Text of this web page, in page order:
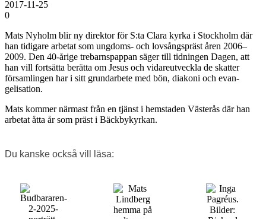
2017-11-25
0
Mats Nyholm blir ny direktor för S:ta Clara kyrka i Stockholm där
han tidigare arbetat som ungdoms- och lovsångspräst åren 2006–
2009. Den 40-årige trebarnspappan säger till tidningen Dagen, att
han vill fortsätta berätta om Jesus och vidareutveckla de skatter
församlingen har i sitt grundarbete med bön, diakoni och evan-
gelisation.
Mats kommer närmast från en tjänst i hemstaden Västerås där han
arbetat åtta år som präst i Bäckbykyrkan.
Du kanske också vill läsa: